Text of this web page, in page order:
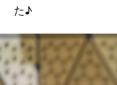
た♪